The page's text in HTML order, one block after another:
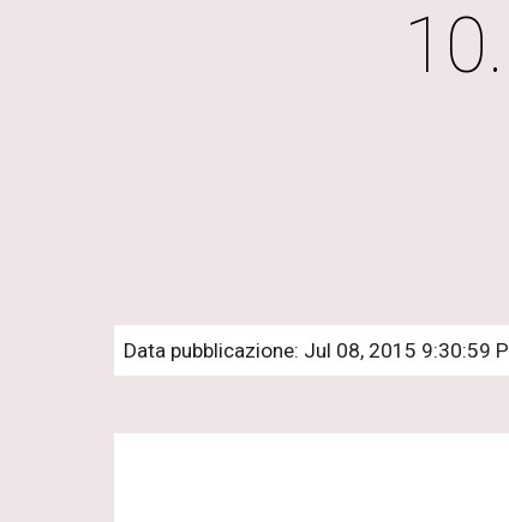
Data pubblicazione: Jul 08, 2015 9:30:59